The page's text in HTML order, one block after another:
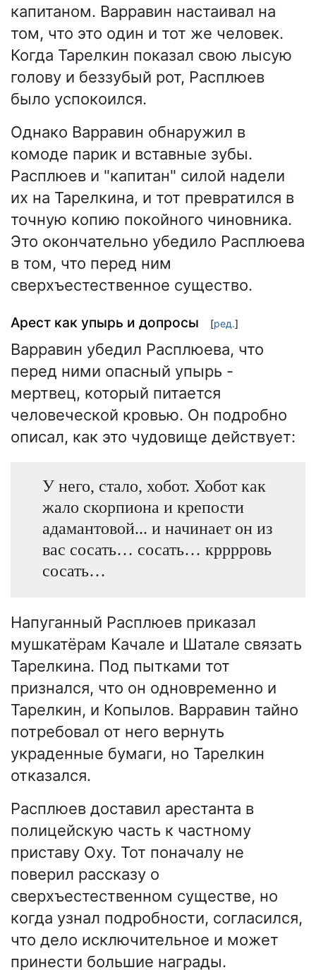
капитаном. Варравин настаивал на
том, что это один и тот же человек.
Когда Тарелкин показал свою лысую
голову и беззубый рот, Расплюев
было успокоился.
Однако Варравин обнаружил в
комоде парик и вставные зубы.
Расплюев и "капитан" силой надели
их на Тарелкина, и тот превратился в
точную копию покойного чиновника.
Это окончательно убедило Расплюева
в том, что перед ним
сверхъестественное существо.
Арест как упырь и допросы [ред.]
Варравин убедил Расплюева, что
перед ними опасный упырь -
мертвец, который питается
человеческой кровью. Он подробно
описал, как это чудовище действует:
У него, стало, хобот. Хобот как
жало скорпиона и крепости
адамантовой... и начинает он из
вас сосать… сосать… крррровь
сосать…
Напуганный Расплюев приказал
мушкатёрам Качале и Шатале связать
Тарелкина. Под пытками тот
признался, что он одновременно и
Тарелкин, и Копылов. Варравин тайно
потребовал от него вернуть
украденные бумаги, но Тарелкин
отказался.
Расплюев доставил арестанта в
полицейскую часть к частному
приставу Оху. Тот поначалу не
поверил рассказу о
сверхъестественном существе, но
когда узнал подробности, согласился,
что дело исключительное и может
принести большие награды.